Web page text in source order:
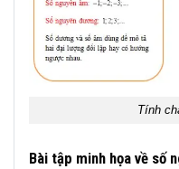
Tính
Bài tập minh họa về số